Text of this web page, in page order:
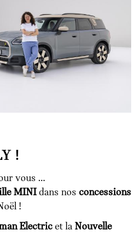
!
vous ...
MINIdans nos concessions
!
Electricet la Nouvelle